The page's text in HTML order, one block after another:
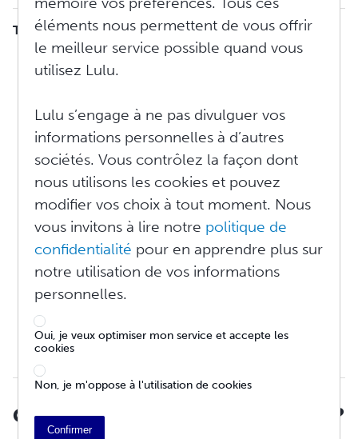
TABLE DES MATIÈRES
Comment dois-je utiliser le panier ?
Puis-je passer une commande sans un compte Lulu et voir
Échec du paiement de la commande
Comment puis-je savoir où en est ma commande ?
Où se trouve ma commande ?
Pourquoi mon livre n'a pas été imprimé ?
Comment puis-je obtenir une facture ?
J'ai reçu le mauvais livre OU je n'ai pas reçu un ou les livres
que j'ai commandés.
Articles endommagés ou défectueux
Conditions de retour
Destinations spéciales
J'ai révisé mon livre après avoir effectué ma commande.
J'ai commandé par erreur deux fois le même livre
numérique
Que contient le bordereau d'expédition ?
Comment dois-je utiliser le panier ?
éléments nous permettent de vous offrir
le meilleur service possible quand vous
utilisez Lulu.
Lulu s’engage à ne pas divulguer vos
informations personnelles à d’autres
sociétés. Vous contrôlez la façon dont
nous utilisons les cookies et pouvez
modifier vos choix à tout moment. Nous
vous invitons à lire notre politique de
confidentialité pour en apprendre plus sur
notre utilisation de vos informations
personnelles.
Oui, je veux optimiser mon service et accepte les
cookies
Non, je m'oppose à l'utilisation de cookies
Confirmer